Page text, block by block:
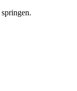
springen.